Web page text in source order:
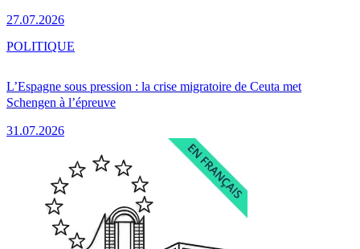
27.07.2026
L’Espagne sous pression : la crise migratoire de Ceuta met
Schengen à l’épreuve
31.07.2026
POLITIQUE